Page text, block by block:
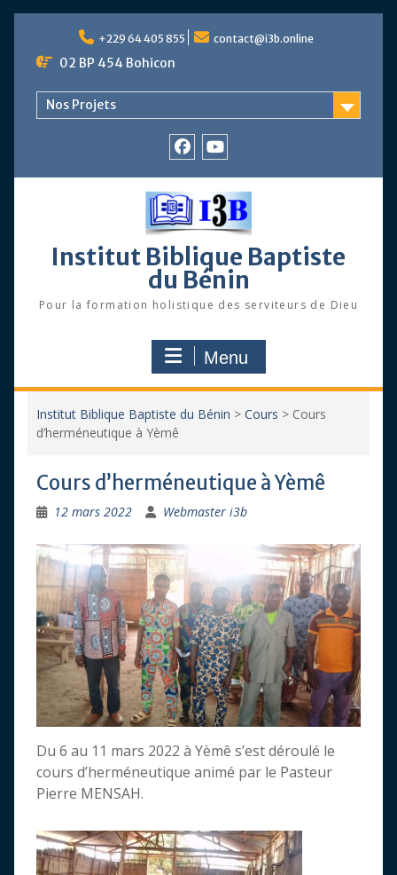
content
+229 64 405 855 contact@i3b.online
02 BP 454 Bohicon
Nos Projets
Youtube
Institut Biblique Baptiste
du Bénin
Pour la formation holistique des serviteurs de Dieu
Menu
Institut Biblique Baptiste du Bénin > Cours > Cours
d’herméneutique à Yèmê
Cours d’herméneutique à Yèmê
12 mars 2022 Webmaster i3b
Du 6 au 11 mars 2022 à Yèmê s’est déroulé le
cours d’herméneutique animé par le Pasteur
Pierre MENSAH.